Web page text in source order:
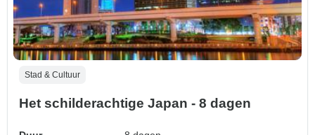
Stad & Cultuur
Het schilderachtige Japan - 8 dagen